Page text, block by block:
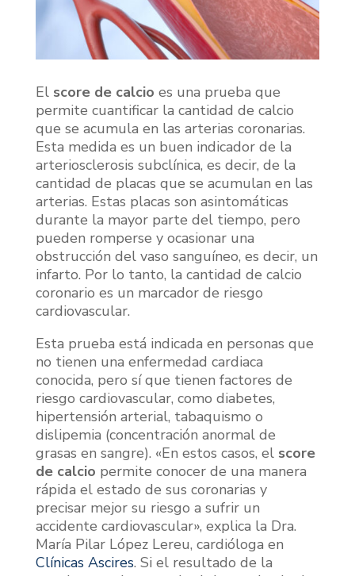
El score de calcio es una prueba que
permite cuantificar la cantidad de calcio
que se acumula en las arterias coronarias.
Esta medida es un buen indicador de la
arteriosclerosis subclínica, es decir, de la
cantidad de placas que se acumulan en las
arterias. Estas placas son asintomáticas
durante la mayor parte del tiempo, pero
pueden romperse y ocasionar una
obstrucción del vaso sanguíneo, es decir, un
infarto. Por lo tanto, la cantidad de calcio
coronario es un marcador de riesgo
cardiovascular.
Esta prueba está indicada en personas que
no tienen una enfermedad cardiaca
conocida, pero sí que tienen factores de
riesgo cardiovascular, como diabetes,
hipertensión arterial, tabaquismo o
dislipemia (concentración anormal de
grasas en sangre). «En estos casos, el score
de calcio permite conocer de una manera
rápida el estado de sus coronarias y
precisar mejor su riesgo a sufrir un
accidente cardiovascular», explica la Dra.
María Pilar López Lereu, cardióloga en
Clínicas Ascires. Si el resultado de la